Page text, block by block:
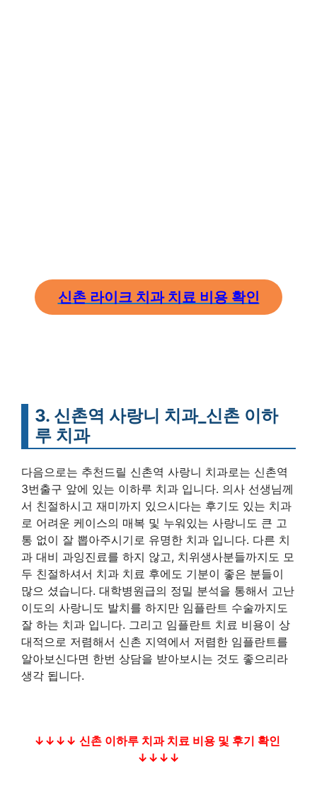
신촌 라이크 치과 치료 비용 확인
3. 신촌역 사랑니 치과_신촌 이하
루 치과
다음으로는 추천드릴 신촌역 사랑니 치과로는 신촌역
3번출구 앞에 있는 이하루 치과 입니다. 의사 선생님께
서 친절하시고 재미까지 있으시다는 후기도 있는 치과
로 어려운 케이스의 매복 및 누워있는 사랑니도 큰 고
통 없이 잘 뽑아주시기로 유명한 치과 입니다. 다른 치
과 대비 과잉진료를 하지 않고, 치위생사분들까지도 모
두 친절하셔서 치과 치료 후에도 기분이 좋은 분들이
많으 셨습니다. 대학병원급의 정밀 분석을 통해서 고난
이도의 사랑니도 발치를 하지만 임플란트 수술까지도
잘 하는 치과 입니다. 그리고 임플란트 치료 비용이 상
대적으로 저렴해서 신촌 지역에서 저렴한 임플란트를
알아보신다면 한번 상담을 받아보시는 것도 좋으리라
생각 됩니다.
↓↓↓↓ 신촌 이하루 치과 치료 비용 및 후기 확인
↓↓↓↓